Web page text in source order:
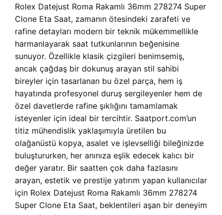
Rolex Datejust Roma Rakamlı 36mm 278274 Super
Clone Eta Saat, zamanın ötesindeki zarafeti ve
rafine detayları modern bir teknik mükemmellikle
harmanlayarak saat tutkunlarının beğenisine
sunuyor. Özellikle klasik çizgileri benimsemiş,
ancak çağdaş bir dokunuş arayan stil sahibi
bireyler için tasarlanan bu özel parça, hem iş
hayatında profesyonel duruş sergileyenler hem de
özel davetlerde rafine şıklığını tamamlamak
isteyenler için ideal bir tercihtir. Saatport.com’un
titiz mühendislik yaklaşımıyla üretilen bu
olağanüstü kopya, asalet ve işlevselliği bileğinizde
buluştururken, her anınıza eşlik edecek kalıcı bir
değer yaratır. Bir saatten çok daha fazlasını
arayan, estetik ve prestije yatırım yapan kullanıcılar
için Rolex Datejust Roma Rakamlı 36mm 278274
Super Clone Eta Saat, beklentileri aşan bir deneyim